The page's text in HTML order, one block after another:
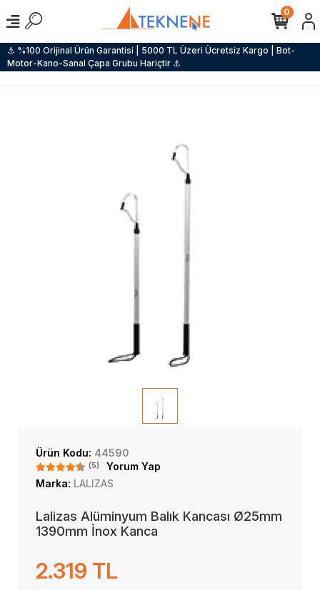
⚓ %100 Orijinal Ürün Garantisi | 5000 TL Üzeri Ücretsiz Kargo | Bot-
Motor-Kano-Sanal Çapa Grubu Hariçtir ⚓
0
Ürün Kodu: 44590
(5)
Yorum Yap
Marka: LALIZAS
Lalizas Alüminyum Balık Kancası Ø25mm
1390mm İnox Kanca
2.319 TL